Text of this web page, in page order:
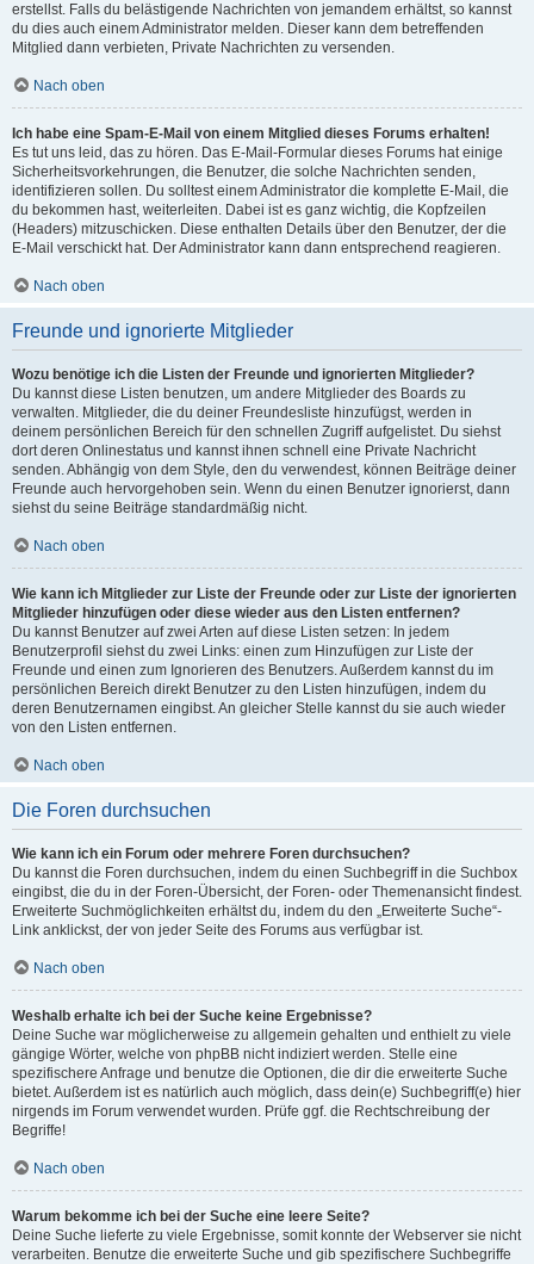
erstellst. Falls du belästigende Nachrichten von jemandem erhältst, so kannst
du dies auch einem Administrator melden. Dieser kann dem betreffenden
Mitglied dann verbieten, Private Nachrichten zu versenden.
Nach oben
Ich habe eine Spam-E-Mail von einem Mitglied dieses Forums erhalten!
Es tut uns leid, das zu hören. Das E-Mail-Formular dieses Forums hat einige
Sicherheitsvorkehrungen, die Benutzer, die solche Nachrichten senden,
identifizieren sollen. Du solltest einem Administrator die komplette E-Mail, die
du bekommen hast, weiterleiten. Dabei ist es ganz wichtig, die Kopfzeilen
(Headers) mitzuschicken. Diese enthalten Details über den Benutzer, der die
E-Mail verschickt hat. Der Administrator kann dann entsprechend reagieren.
Nach oben
Freunde und ignorierte Mitglieder
Wozu benötige ich die Listen der Freunde und ignorierten Mitglieder?
Du kannst diese Listen benutzen, um andere Mitglieder des Boards zu
verwalten. Mitglieder, die du deiner Freundesliste hinzufügst, werden in
deinem persönlichen Bereich für den schnellen Zugriff aufgelistet. Du siehst
dort deren Onlinestatus und kannst ihnen schnell eine Private Nachricht
senden. Abhängig von dem Style, den du verwendest, können Beiträge deiner
Freunde auch hervorgehoben sein. Wenn du einen Benutzer ignorierst, dann
siehst du seine Beiträge standardmäßig nicht.
Nach oben
Wie kann ich Mitglieder zur Liste der Freunde oder zur Liste der ignorierten
Mitglieder hinzufügen oder diese wieder aus den Listen entfernen?
Du kannst Benutzer auf zwei Arten auf diese Listen setzen: In jedem
Benutzerprofil siehst du zwei Links: einen zum Hinzufügen zur Liste der
Freunde und einen zum Ignorieren des Benutzers. Außerdem kannst du im
persönlichen Bereich direkt Benutzer zu den Listen hinzufügen, indem du
deren Benutzernamen eingibst. An gleicher Stelle kannst du sie auch wieder
von den Listen entfernen.
Nach oben
Die Foren durchsuchen
Wie kann ich ein Forum oder mehrere Foren durchsuchen?
Du kannst die Foren durchsuchen, indem du einen Suchbegriff in die Suchbox
eingibst, die du in der Foren-Übersicht, der Foren- oder Themenansicht findest.
Erweiterte Suchmöglichkeiten erhältst du, indem du den „Erweiterte Suche“-
Link anklickst, der von jeder Seite des Forums aus verfügbar ist.
Nach oben
Weshalb erhalte ich bei der Suche keine Ergebnisse?
Deine Suche war möglicherweise zu allgemein gehalten und enthielt zu viele
gängige Wörter, welche von phpBB nicht indiziert werden. Stelle eine
spezifischere Anfrage und benutze die Optionen, die dir die erweiterte Suche
bietet. Außerdem ist es natürlich auch möglich, dass dein(e) Suchbegriff(e) hier
nirgends im Forum verwendet wurden. Prüfe ggf. die Rechtschreibung der
Begriffe!
Nach oben
Warum bekomme ich bei der Suche eine leere Seite?
Deine Suche lieferte zu viele Ergebnisse, somit konnte der Webserver sie nicht
verarbeiten. Benutze die erweiterte Suche und gib spezifischere Suchbegriffe